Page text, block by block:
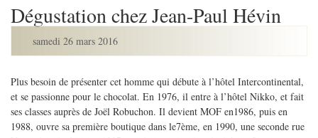
Dégustation chez Jean-Paul Hévin
samedi 26 mars 2016
Plus besoin de présenter cet homme qui débute à l’hôtel Intercontinental,
et se passionne pour le chocolat. En 1976, il entre à l’hôtel Nikko, et fait
ses classes auprès de Joël Robuchon. Il devient MOF en1986, puis en
1988, ouvre sa première boutique dans le7ème, en 1990, une seconde rue